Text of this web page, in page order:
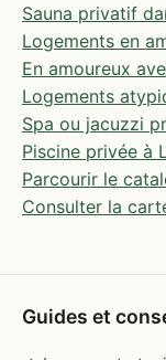
Sauna privatif
Logements en
En amoureux
Logements
Spa ou jacuzzi
Piscine privée à
Parcourir le
Consulter la
Guides et